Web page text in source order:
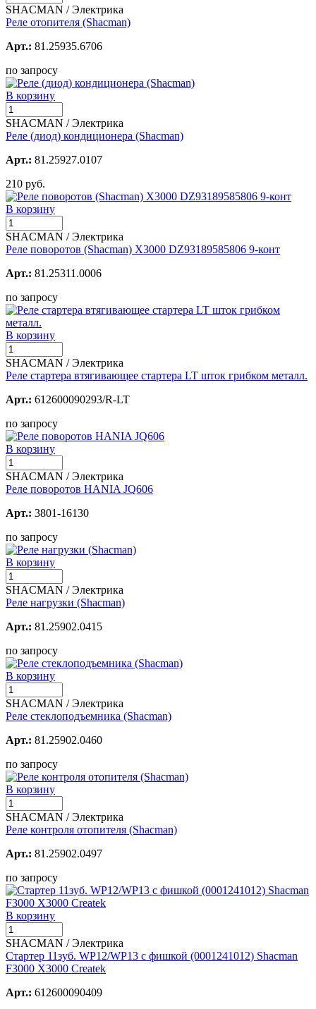
SHACMAN / Электрика
Реле отопителя (Shacman)
Арт.: 81.25935.6706
по запросу
В корзину
SHACMAN / Электрика
Реле (диод) кондиционера (Shacman)
Арт.: 81.25927.0107
210 руб.
В корзину
SHACMAN / Электрика
Реле поворотов (Shacman) X3000 DZ93189585806 9-конт
Арт.: 81.25311.0006
по запросу
В корзину
SHACMAN / Электрика
Реле стартера втягивающее стартера LT шток грибком металл.
Арт.: 612600090293/R-LT
по запросу
В корзину
SHACMAN / Электрика
Реле поворотов HANIA JQ606
Арт.: 3801-16130
по запросу
В корзину
SHACMAN / Электрика
Реле нагрузки (Shacman)
Арт.: 81.25902.0415
по запросу
В корзину
SHACMAN / Электрика
Реле стеклоподъемника (Shacman)
Арт.: 81.25902.0460
по запросу
В корзину
SHACMAN / Электрика
Реле контроля отопителя (Shacman)
Арт.: 81.25902.0497
по запросу
В корзину
SHACMAN / Электрика
Стартер 11зуб. WP12/WP13 с фишкой (0001241012) Shacman
F3000 X3000 Createk
Арт.: 612600090409